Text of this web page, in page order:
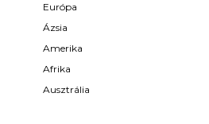
Európa
Ázsia
Amerika
Afrika
Ausztrália